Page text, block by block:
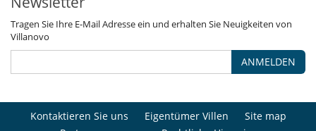
Tragen Sie Ihre E-Mail Adresse ein und erhalten Sie Neuigkeiten von
Villanovo
ANMELDEN
Kontaktieren Sie uns Eigentümer Villen
Site map